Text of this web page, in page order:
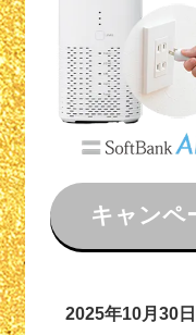
キャンペ
2025年10月30